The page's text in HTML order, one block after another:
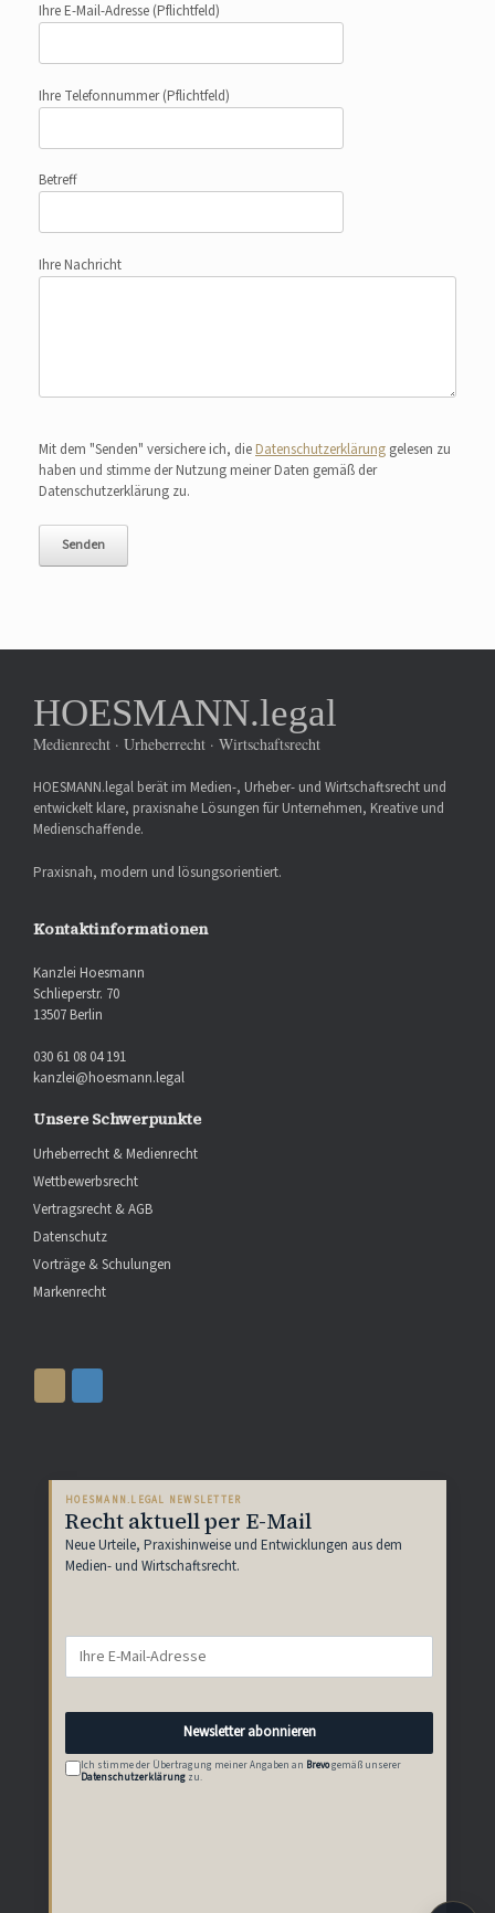
Ihre E-Mail-Adresse (Pflichtfeld)
Ihre Telefonnummer(Pflichtfeld)
Betreff
Ihre Nachricht
Mit dem "Senden" versichere ich, die Datenschutzerklärung gelesen zu
haben und stimme der Nutzung meiner Daten gemäß der
Datenschutzerklärung zu.
HOESMANN.legal
Medienrecht · Urheberrecht · Wirtschaftsrecht
HOESMANN.legal berät im Medien-, Urheber- und Wirtschaftsrecht und
entwickelt klare, praxisnahe Lösungen für Unternehmen, Kreative und
Medienschaffende.
Praxisnah, modern und lösungsorientiert.
Kontaktinformationen
Kanzlei Hoesmann
Schlieperstr. 70
13507 Berlin
030 61 08 04 191
kanzlei@hoesmann.legal
Unsere Schwerpunkte
Urheberrecht & Medienrecht
Wettbewerbsrecht
Vertragsrecht & AGB
Datenschutz
Vorträge & Schulungen
Markenrecht
HOESMANN.LEGAL NEWSLETTER
Recht aktuell per E-Mail
Neue Urteile, Praxishinweise und Entwicklungen aus dem
Medien- und Wirtschaftsrecht.
Newsletter abonnieren
Ich stimme der Übertragung meiner Angaben an Brevogemäß unserer
Datenschutzerklärung zu.